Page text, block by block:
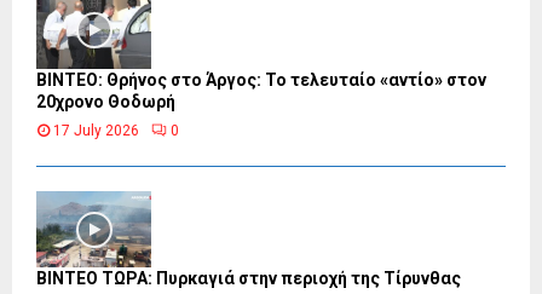
ΒΙΝΤΕΟ: Θρήνος στο Άργος: Το τελευταίο «αντίο» στον
20χρονο Θοδωρή
17 July 2026 0
ΒΙΝΤΕΟ ΤΩΡΑ: Πυρκαγιά στην περιοχή της Τίρυνθας